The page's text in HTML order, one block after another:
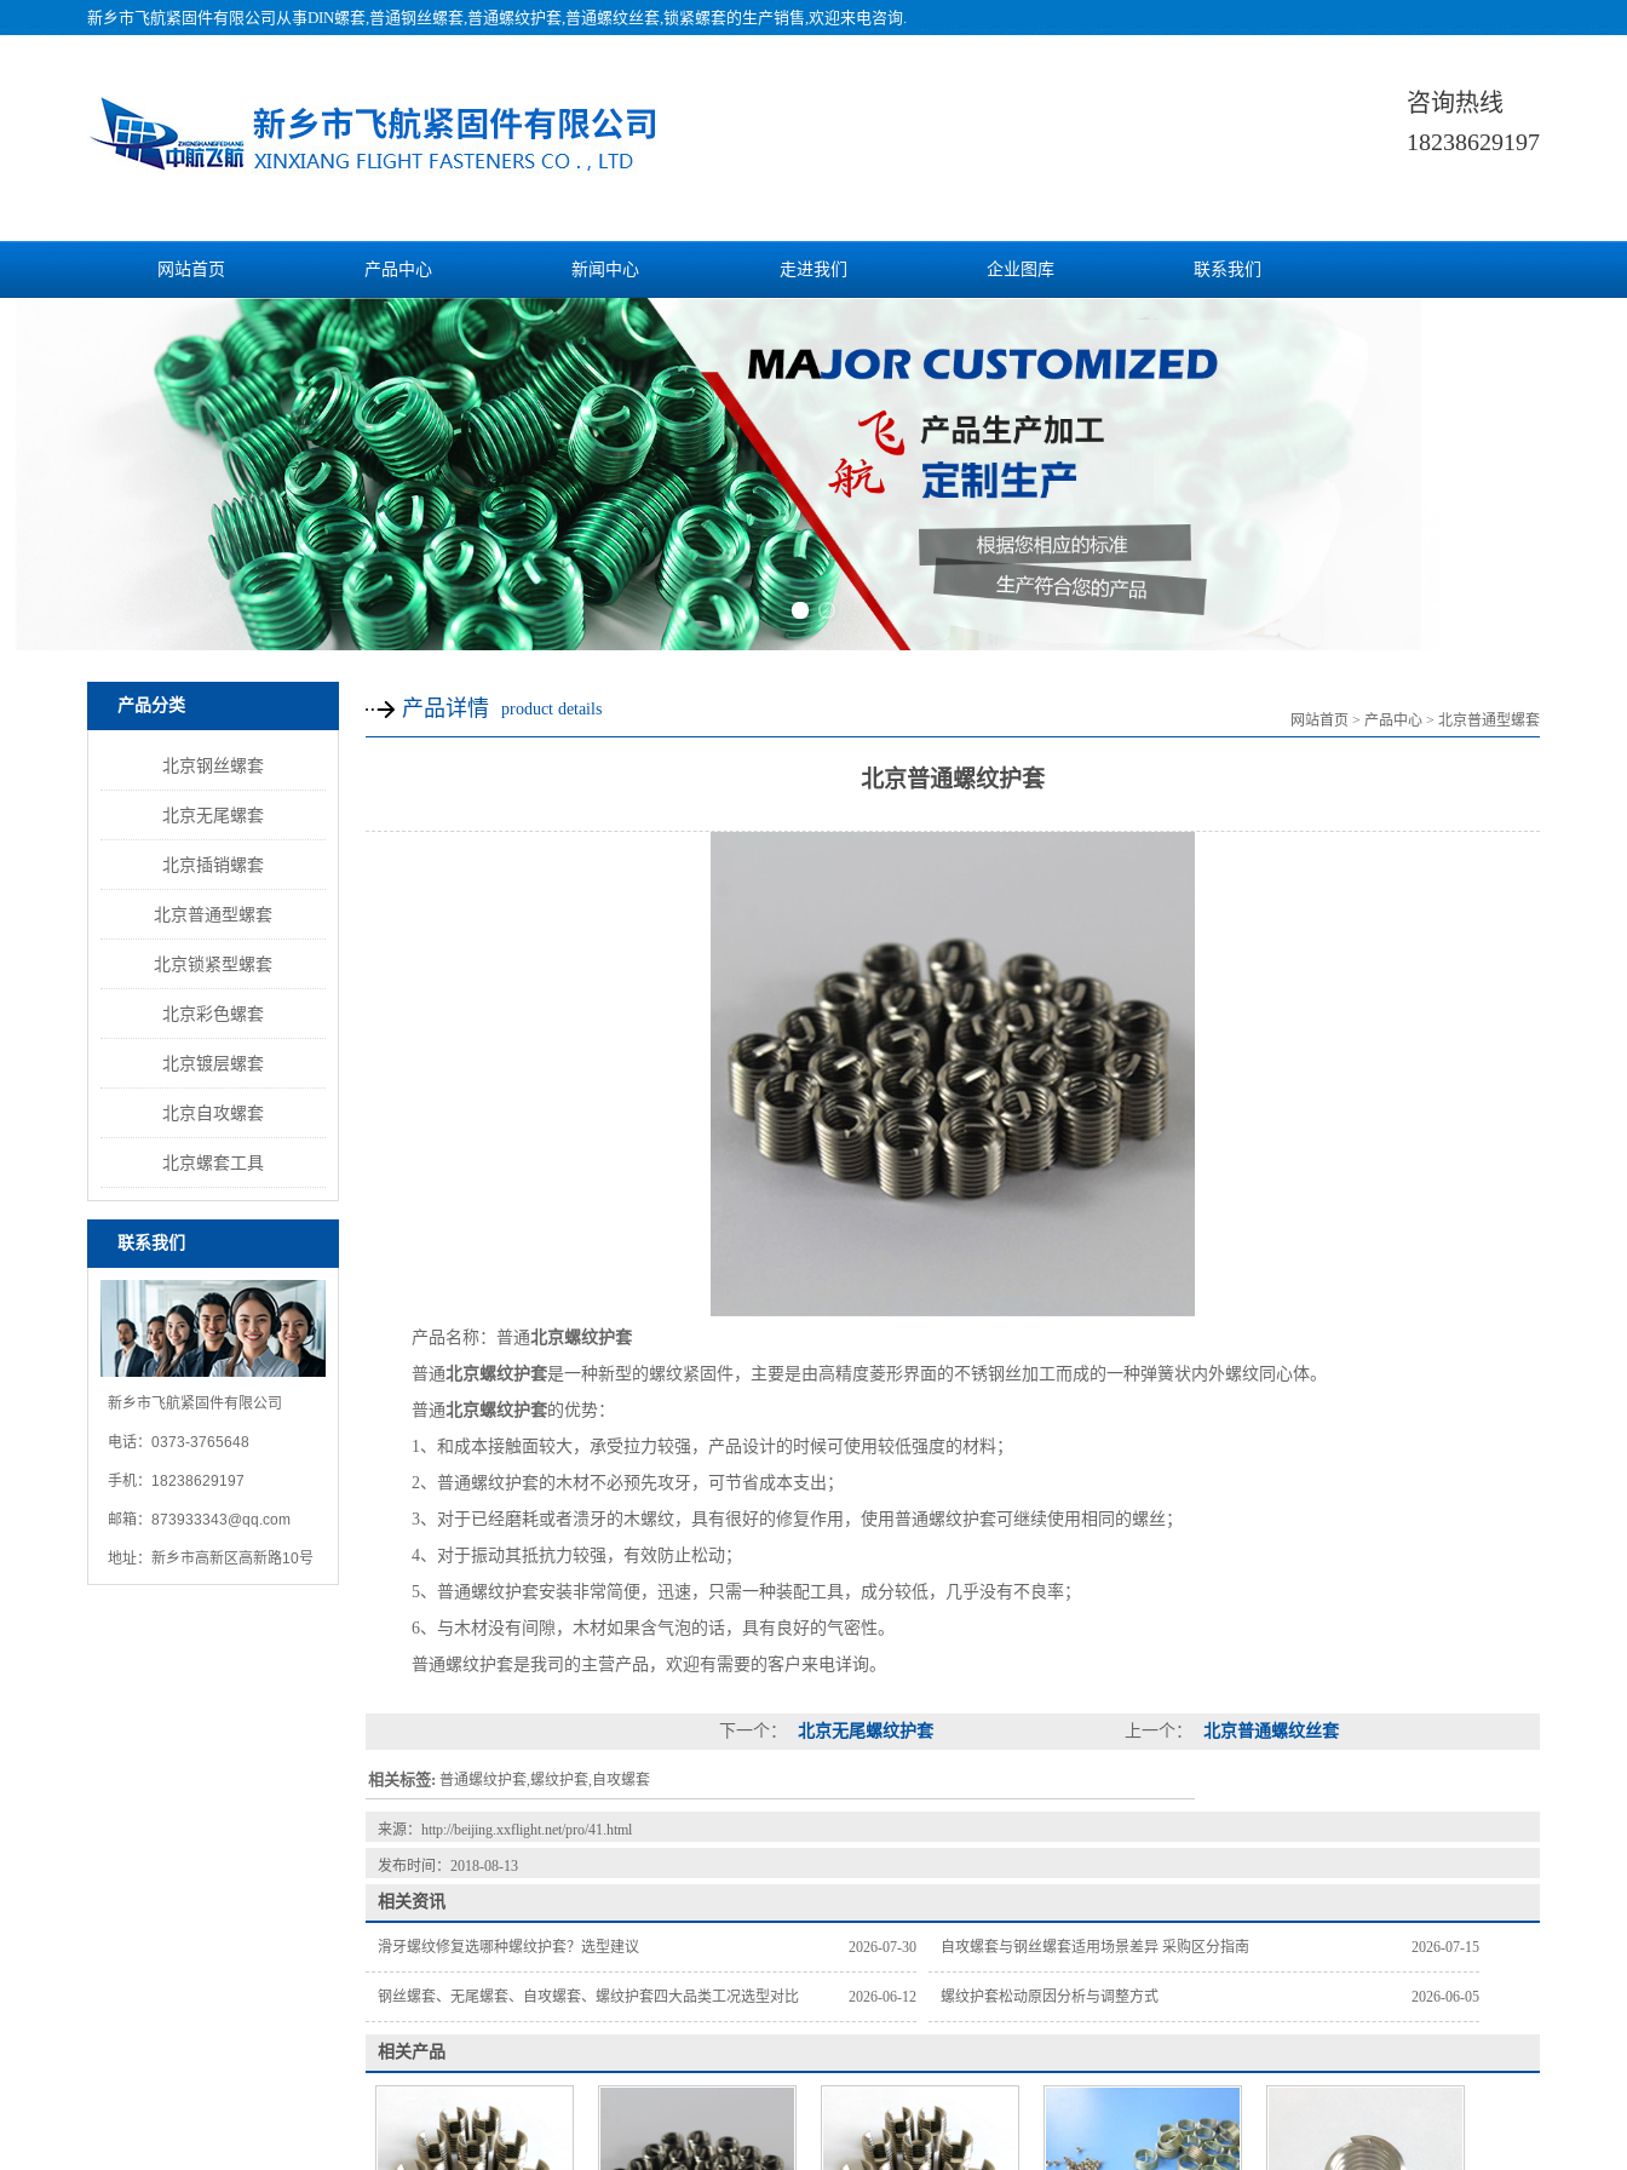
新乡市飞航紧固件有限公司从事DIN螺套,普通钢丝螺套,普通螺纹护套,普通螺纹丝套,锁紧螺套的生产销售,欢迎来电咨询.
咨询热线
18238629197
网站首页 产品中心 新闻中心 走进我们 企业图库 联系我们
产品分类
北京钢丝螺套
北京无尾螺套
北京插销螺套
北京普通型螺套
北京锁紧型螺套
北京彩色螺套
北京镀层螺套
北京自攻螺套
北京螺套工具
联系我们
新乡市飞航紧固件有限公司
电话：0373-3765648
手机：18238629197
邮箱： 873933343@qq.com
地址：新乡市高新区高新路10号
产品详情 product details
网站首页 > 产品中心 > 北京普通型螺套
北京普通螺纹护套
产品名称：普通北京螺纹护套
普通北京螺纹护套是一种新型的螺纹紧固件，主要是由高精度菱形界面的不锈钢丝加工而成的一种弹簧状内外螺纹同心体。
普通北京螺纹护套的优势：
1、和成本接触面较大，承受拉力较强，产品设计的时候可使用较低强度的材料；
2、普通螺纹护套的木材不必预先攻牙，可节省成本支出；
3、对于已经磨耗或者溃牙的木螺纹，具有很好的修复作用，使用普通螺纹护套可继续使用相同的螺丝；
4、对于振动其抵抗力较强，有效防止松动；
5、普通螺纹护套安装非常简便，迅速，只需一种装配工具，成分较低，几乎没有不良率；
6、与木材没有间隙，木材如果含气泡的话，具有良好的气密性。
普通螺纹护套是我司的主营产品，欢迎有需要的客户来电详询。
上一个： 北京普通螺纹丝套
下一个： 北京无尾螺纹护套
相关标签: 普通螺纹护套,螺纹护套,自攻螺套
来源： http://beijing.xxflight.net/pro/41.html
发布时间：2018-08-13
相关资讯
2026-07-30
滑牙螺纹修复选哪种螺纹护套？选型建议 2026-07-15
自攻螺套与钢丝螺套适用场景差异 采购区分指南
2026-06-12
钢丝螺套、无尾螺套、自攻螺套、螺纹护套四大品类工况选型对比 2026-06-05
螺纹护套松动原因分析与调整方式
相关产品